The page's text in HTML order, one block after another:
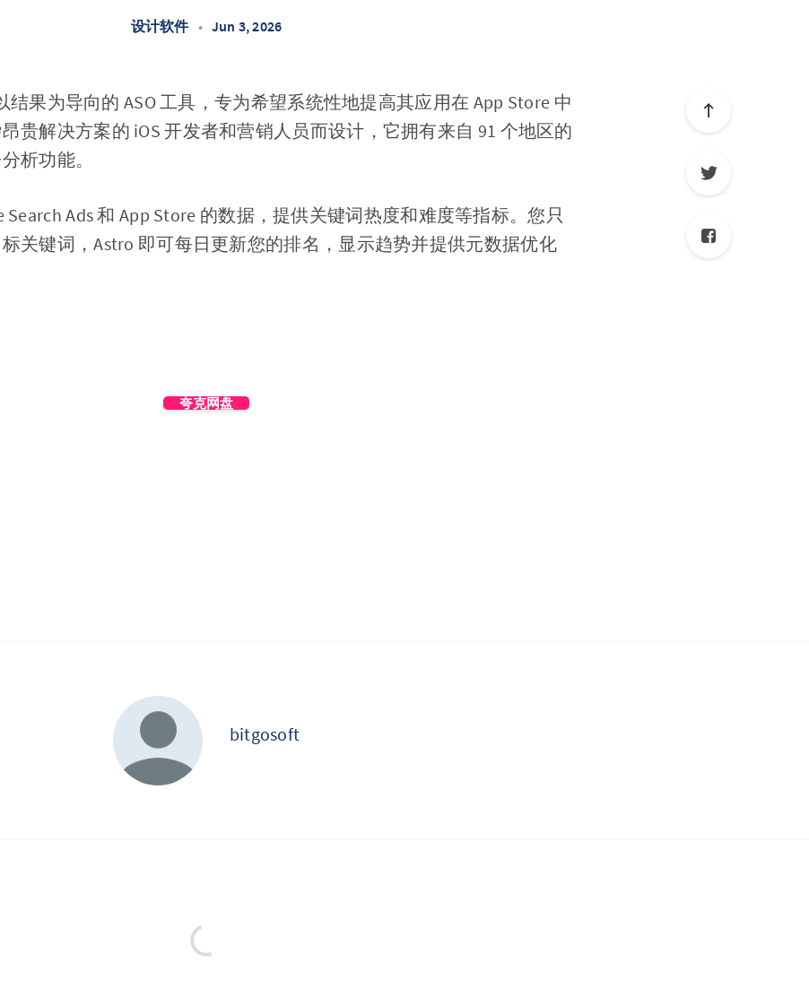
设计软件 • Jun 3, 2026
结果为导向的 ASO 工具，专为希望系统性地提高其应用在 App Store 中
贵解决方案的 iOS 开发者和营销人员而设计，它拥有来自 91 个地区的
析功能。
Search Ads 和 App Store 的数据，提供关键词热度和难度等指标。您只
关键词，Astro 即可每日更新您的排名，显示趋势并提供元数据优化
夸克网盘
bitgosoft